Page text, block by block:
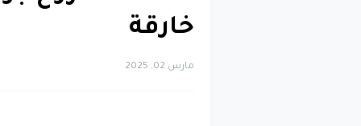
خارقة
مارس 02, 2025